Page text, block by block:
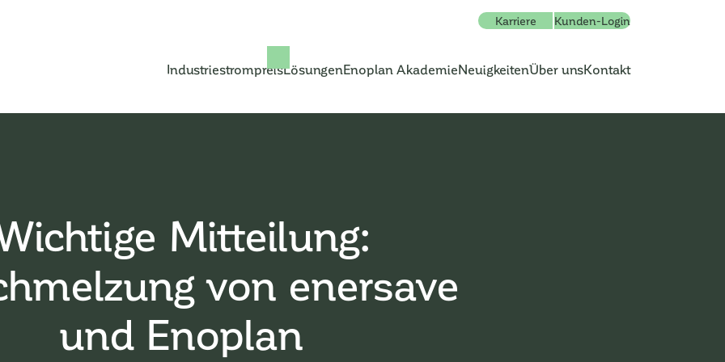
Karriere Kunden-Login
IndustriestrompreisLösungenEnoplan AkademieNeuigkeitenÜber unsKontakt
Mitteilung:
von enersave
und Enoplan